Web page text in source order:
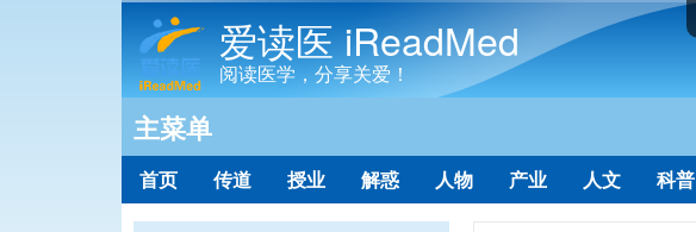
爱读医 iReadMed
阅读医学，分享关爱！
主菜单
首页 传道 授业 解惑 人物 产业 人文 科普